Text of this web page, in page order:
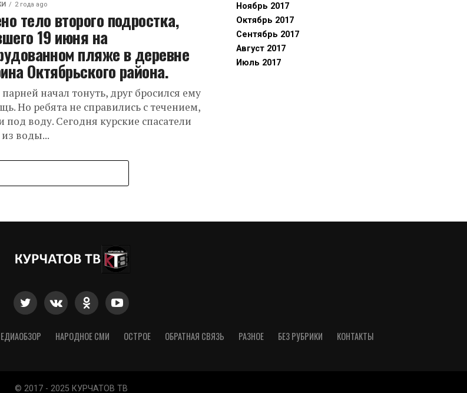
2 года ago
тело второго подростка,
19 июня на
пляже в деревне
Октябрьского района.
начал тонуть, друг бросился ему
Но ребята не справились с течением,
под воду. Сегодня курские спасатели
воды...
Ноябрь 2017
Октябрь 2017
Сентябрь 2017
Август 2017
Июль 2017
НАРОДНОЕ СМИ ОСТРОЕ ОБРАТНАЯ СВЯЗЬ РАЗНОЕ БЕЗ РУБРИКИ КОНТАКТЫ
© 2017 - 2025 КУРЧАТОВ ТВ